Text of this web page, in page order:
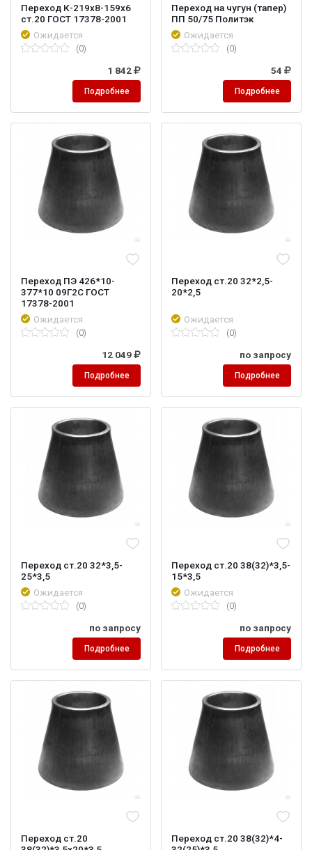
Переход К-219х8-159х6
ст.20 ГОСТ 17378-2001
Ожидается
(0)
1 842
Подробнее
Переход на чугун (тапер)
ПП 50/75 Политэк
Ожидается
(0)
54
Подробнее
Переход ПЭ 426*10-
377*10 09Г2С ГОСТ
17378-2001
Ожидается
(0)
12 049
Подробнее
Переход ст.20 32*2,5-
20*2,5
Ожидается
(0)
по запросу
Подробнее
Переход ст.20 32*3,5-
25*3,5
Ожидается
(0)
по запросу
Подробнее
Переход ст.20 38(32)*3,5-
15*3,5
Ожидается
(0)
по запросу
Подробнее
Переход ст.20
Переход ст.20 38(32)*4-